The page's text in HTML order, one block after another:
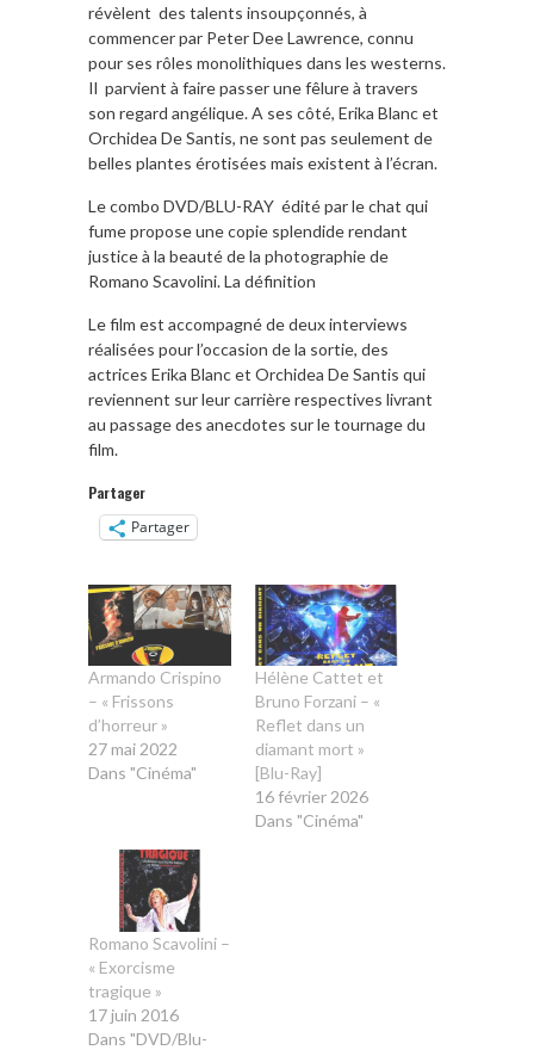
révèlent des talents insoupçonnés, à
commencer par Peter Dee Lawrence, connu
pour ses rôles monolithiques dans les westerns.
Il parvient à faire passer une fêlure à travers
son regard angélique. A ses côté, Erika Blanc et
Orchidea De Santis, ne sont pas seulement de
belles plantes érotisées mais existent à l’écran.
Le combo DVD/BLU-RAY édité par le chat qui
fume propose une copie splendide rendant
justice à la beauté de la photographie de
Romano Scavolini. La définition
Le film est accompagné de deux interviews
réalisées pour l’occasion de la sortie, des
actrices Erika Blanc et Orchidea De Santis qui
reviennent sur leur carrière respectives livrant
au passage des anecdotes sur le tournage du
film.
Partager
Partager
Armando Crispino
– « Frissons
d’horreur »
27 mai 2022
Dans "Cinéma"
Hélène Cattet et
Bruno Forzani – «
Reflet dans un
diamant mort »
[Blu-Ray]
16 février 2026
Dans "Cinéma"
Romano Scavolini –
« Exorcisme
tragique »
17 juin 2016
Dans "DVD/Blu-